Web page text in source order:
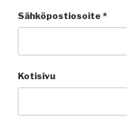
Sähköpostiosoite *
Kotisivu